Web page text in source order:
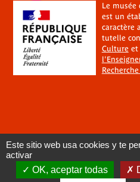
Le musée
est un
caractère
tutelle
Cultureet
Este sitio web usa cookies y te
activar
OK, aceptar todas